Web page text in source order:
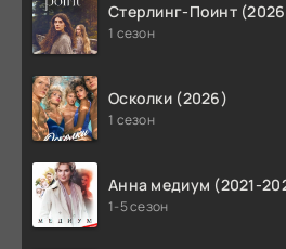
Стерлинг-Поинт
1 сезон
Осколки (2026)
1 сезон
Анна медиум (2021-
1-5 сезон